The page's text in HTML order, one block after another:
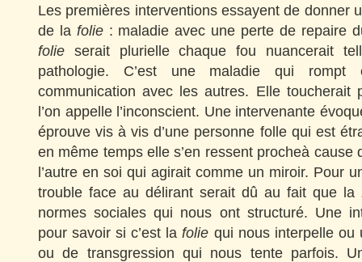
Les premières interventions essayent de donner
de la folie: maladie avec une perte de repaire
folie serait plurielle chaque fou nuancerait
pathologie. C’est une maladie qui
communication avec les autres. Elle toucherait
l’on appelle l’inconscient. Une intervenante
éprouve vis à vis d’une personne folle qui est
en même temps elle s’en ressent procheà cause
l’autre en soi qui agirait comme un miroir. Pour
trouble face au délirant serait dû au fait que la
normes sociales qui nous ont structuré. Une
pour savoir si c’est lafolie qui nous interpelle ou
ou de transgression qui nous tente parfois.